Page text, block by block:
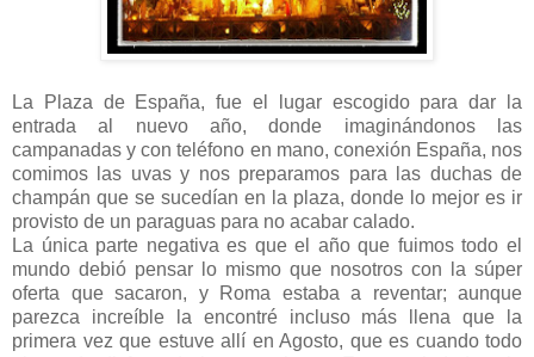
La Plaza de España, fue el lugar escogido para dar la
entrada al nuevo año, donde imaginándonos las
campanadas y con teléfono en mano, conexión España, nos
comimos las uvas y nos preparamos para las duchas de
champán que se sucedían en la plaza, donde lo mejor es ir
provisto de un paraguas para no acabar calado.
La única parte negativa es que el año que fuimos todo el
mundo debió pensar lo mismo que nosotros con la súper
oferta que sacaron, y Roma estaba a reventar; aunque
parezca increíble la encontré incluso más llena que la
primera vez que estuve allí en Agosto, que es cuando todo